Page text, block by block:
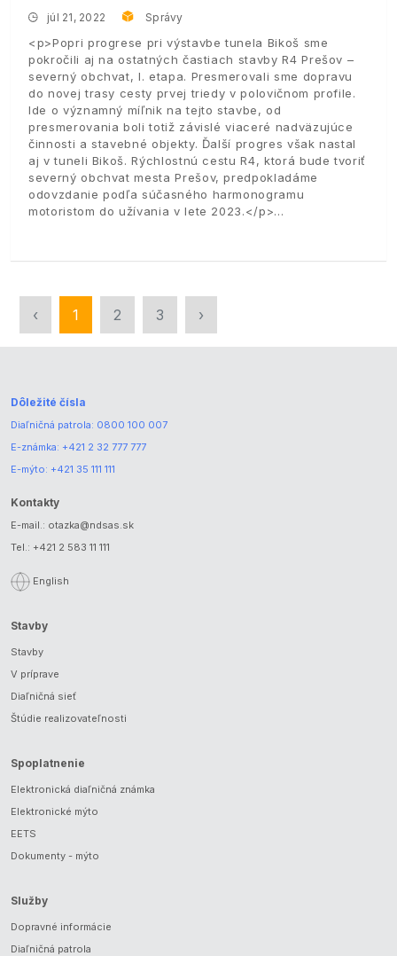
júl 21, 2022 Správy
<p>Popri progrese pri výstavbe tunela Bikoš sme
pokročili aj na ostatných častiach stavby R4 Prešov –
severný obchvat, I. etapa. Presmerovali sme dopravu
do novej trasy cesty prvej triedy v polovičnom profile.
Ide o významný míľnik na tejto stavbe, od
presmerovania boli totiž závislé viaceré nadväzujúce
činnosti a stavebné objekty. Ďalší progres však nastal
aj v tuneli Bikoš. Rýchlostnú cestu R4, ktorá bude tvoriť
severný obchvat mesta Prešov, predpokladáme
odovzdanie podľa súčasného harmonogramu
motoristom do užívania v lete 2023.</p>
‹ 1 2 3 ›
Dôležité čísla
Diaľničná patrola: 0800 100 007
E-známka: +421 2 32 777 777
E-mýto: +421 35 111 111
Kontakty
E-mail.: otazka@ndsas.sk
Tel.: +421 2 583 11 111
English
Stavby
Stavby
V príprave
Diaľničná sieť
Štúdie realizovateľnosti
Spoplatnenie
Elektronická diaľničná známka
Elektronické mýto
EETS
Dokumenty - mýto
Služby
Dopravné informácie
Diaľničná patrola